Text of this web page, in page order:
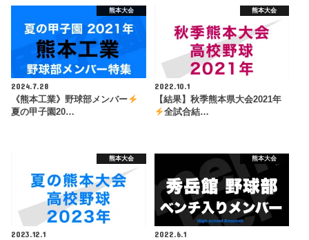
熊本大会
2024.7.28
《熊本工業》野球部メンバー
夏の甲子園20…
熊本大会
2022.10.1
【結果】秋季熊本県大会2021年
全試合結…
熊本大会
2023.12.1
熊本大会
2022.6.1